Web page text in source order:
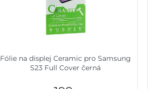
Fólie na displej Ceramic pro Samsung
S23 Full Cover černá